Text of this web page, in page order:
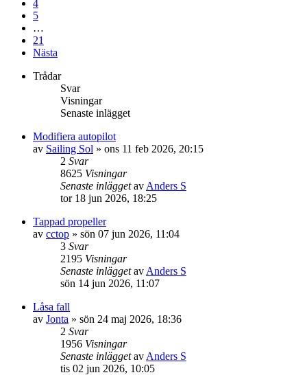
4
5
…
21
Nästa
Trådar
Svar
Visningar
Senaste inlägget
Modifiera autopilot
av Sailing Sol » ons 11 feb 2026, 20:15
2 Svar
8625 Visningar
Senaste inläggetav Anders S
tor 18 jun 2026, 18:25
Tappad propeller
av cctop » sön 07 jun 2026, 11:04
3 Svar
2195 Visningar
Senaste inläggetav Anders S
sön 14 jun 2026, 11:07
Låsa fall
av Jonta » sön 24 maj 2026, 18:36
2 Svar
1956 Visningar
Senaste inläggetav Anders S
tis 02 jun 2026, 10:05